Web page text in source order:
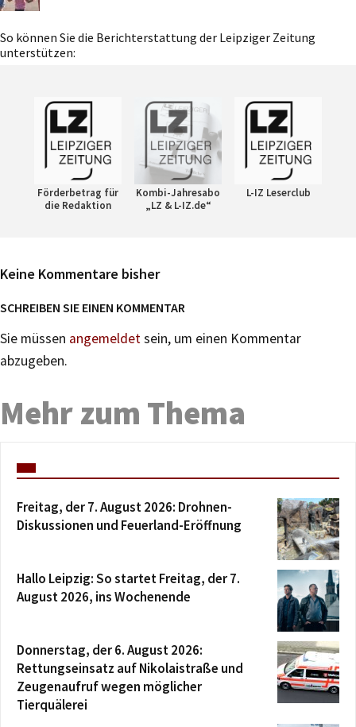
So können Sie die Berichterstattung der Leipziger Zeitung
unterstützen:
Förderbetrag für
die Redaktion
Kombi-Jahresabo
„LZ & L-IZ.de“
L-IZ Leserclub
Keine Kommentare bisher
SCHREIBEN SIE EINEN KOMMENTAR
Sie müssen angemeldetsein, um einen Kommentar
abzugeben.
Mehr zum Thema
Freitag, der 7. August 2026: Drohnen-
Diskussionen und Feuerland-Eröffnung
Hallo Leipzig: So startet Freitag, der 7.
August 2026, ins Wochenende
Donnerstag, der 6. August 2026:
Rettungseinsatz auf Nikolaistraße und
Zeugenaufruf wegen möglicher
Tierquälerei